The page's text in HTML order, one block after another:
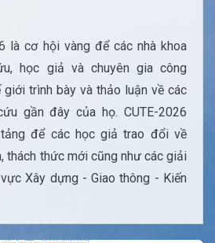
là cơ hội vàng để các nhà khoa
học giả và chuyên gia công
giới trình bày và thảo luận về các
gần đây của họ. CUTE-2026
để các học giả trao đổi về
thách thức mới cũng như các giải
Xây dựng - Giao thông - Kiến